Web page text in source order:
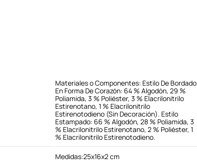
Materiales o Componentes: Estilo De Bordado
En Forma De Corazón: 64 % Algodón, 29 %
Poliamida, 3 % Poliéster, 3 % Elacrilonitrilo
Estirenotano, 1 % Elacrilonitrilo
Estirenotodieno (Sin Decoración). Estilo
Estampado: 66 % Algodón, 28 % Poliamida, 3
% Elacrilonitrilo Estirenotano, 2 % Poliéster, 1
% Elacrilonitrilo Estirenotodieno.
Medidas:25x16x2 cm